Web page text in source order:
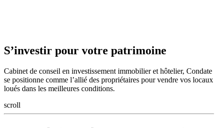
S’investir pour votre patrimoine
Cabinet de conseil en investissement immobilier et hôtelier, Condate
se positionne comme l’allié des propriétaires pour vendre vos locaux
loués dans les meilleures conditions.
scroll